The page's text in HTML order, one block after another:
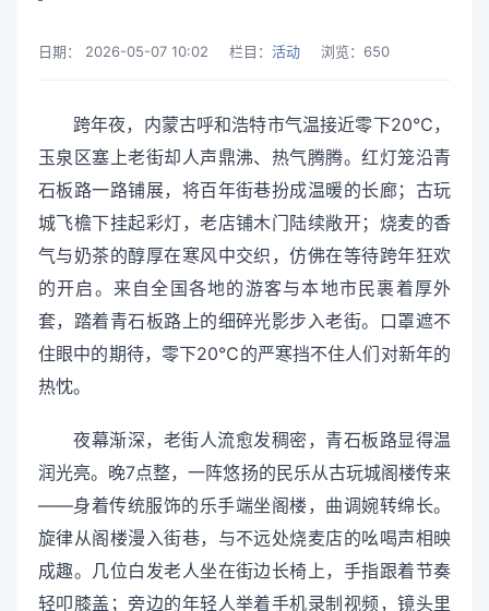
日期： 2026-05-07 10:02 栏目： 活动 浏览： 650
跨年夜，内蒙古呼和浩特市气温接近零下20℃，
玉泉区塞上老街却人声鼎沸、热气腾腾。红灯笼沿青
石板路一路铺展，将百年街巷扮成温暖的长廊；古玩
城飞檐下挂起彩灯，老店铺木门陆续敞开；烧麦的香
气与奶茶的醇厚在寒风中交织，仿佛在等待跨年狂欢
的开启。来自全国各地的游客与本地市民裹着厚外
套，踏着青石板路上的细碎光影步入老街。口罩遮不
住眼中的期待，零下20℃的严寒挡不住人们对新年的
热忱。
夜幕渐深，老街人流愈发稠密，青石板路显得温
润光亮。晚7点整，一阵悠扬的民乐从古玩城阁楼传来
——身着传统服饰的乐手端坐阁楼，曲调婉转绵长。
旋律从阁楼漫入街巷，与不远处烧麦店的吆喝声相映
成趣。几位白发老人坐在街边长椅上，手指跟着节奏
轻叩膝盖；旁边的年轻人举着手机录制视频，镜头里